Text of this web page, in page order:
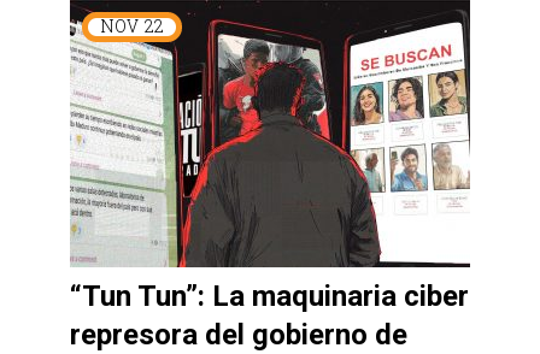
NOV 22
“Tun Tun”: La maquinaria ciber
represora del gobierno de